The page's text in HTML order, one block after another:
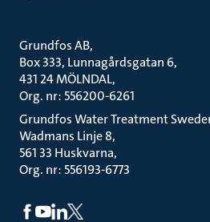
Grundfos AB
Box 333, Lunnagårdsgatan 6
431 24 MÖLNDAL
Org. nr: 556200-6261
Grundfos Water Treatment
Wadmans Linje 8
561 33 Huskvarna
Org. nr: 556193-6773